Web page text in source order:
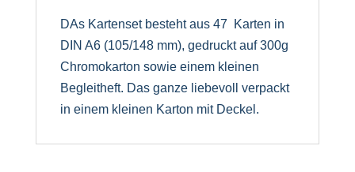
DAs Kartenset besteht aus 47 Karten in
DIN A6 (105/148 mm), gedruckt auf 300g
Chromokarton sowie einem kleinen
Begleitheft. Das ganze liebevoll verpackt
in einem kleinen Karton mit Deckel.